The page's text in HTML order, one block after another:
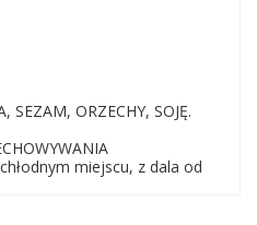
SEZAM, ORZECHY, SOJĘ.
miejscu, z dala od